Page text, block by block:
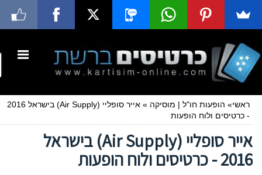
ראשי» הופעות חו"ל | מוסיקה »
אייר סופליי (Air Supply) בישראל 2016
- כרטיסים ולוח הופעות
אייר סופליי (Air Supply) בישראל
2016 - כרטיסים ולוח הופעות